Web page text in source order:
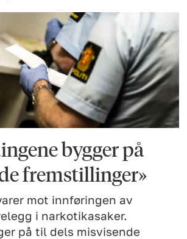
bygger på
fremstillinger»
mot innføringen av
i narkotikasaker.
på til dels misvisende